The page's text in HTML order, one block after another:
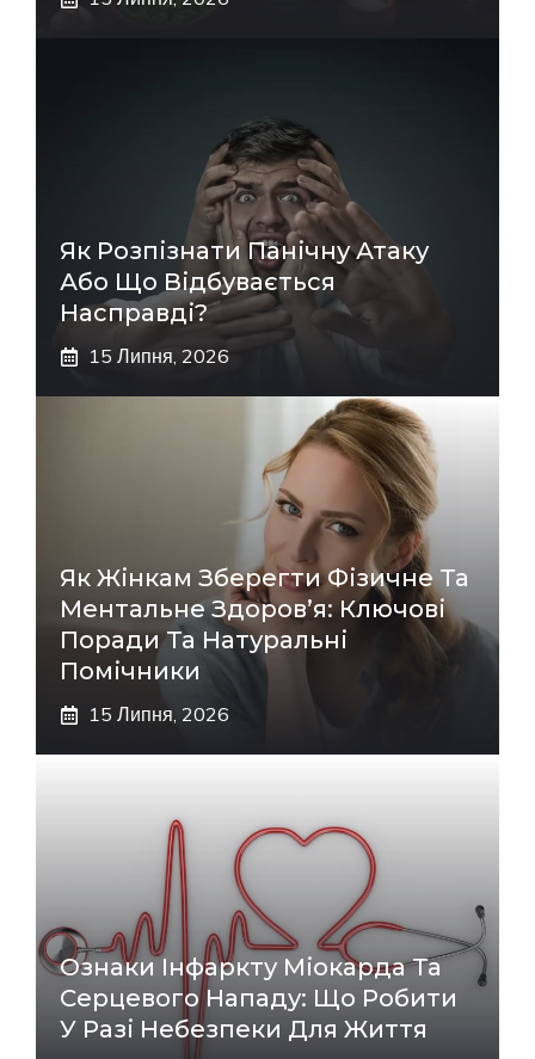
Як Розпізнати Панічну Атаку
Або Що Відбувається
Насправді?
15 Липня, 2026
Як Жінкам Зберегти Фізичне Та
Ментальне Здоров’я: Ключові
Поради Та Натуральні
Помічники
15 Липня, 2026
Ознаки Інфаркту Міокарда Та
Серцевого Нападу: Що Робити
У Разі Небезпеки Для Життя